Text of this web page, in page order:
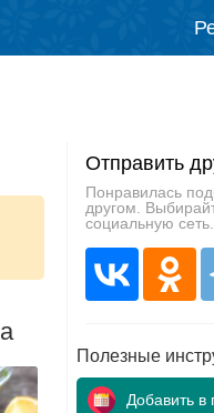
Отправить
Понравилась
другом.
социальную сеть.
Полезные
Добавить